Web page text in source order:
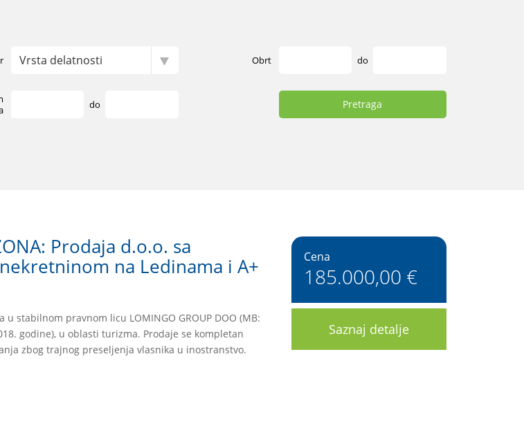
do
Obrt do
Pretraga
Prodaja d.o.o. sa
na Ledinama i A+
u stabilnom pravnom licu LOMINGO GROUP DOO (MB:
godine), u oblasti turizma. Prodaje se kompletan
zbog trajnog preseljenja vlasnika u inostranstvo.
Cena
185.000,00 €
Saznaj detalje